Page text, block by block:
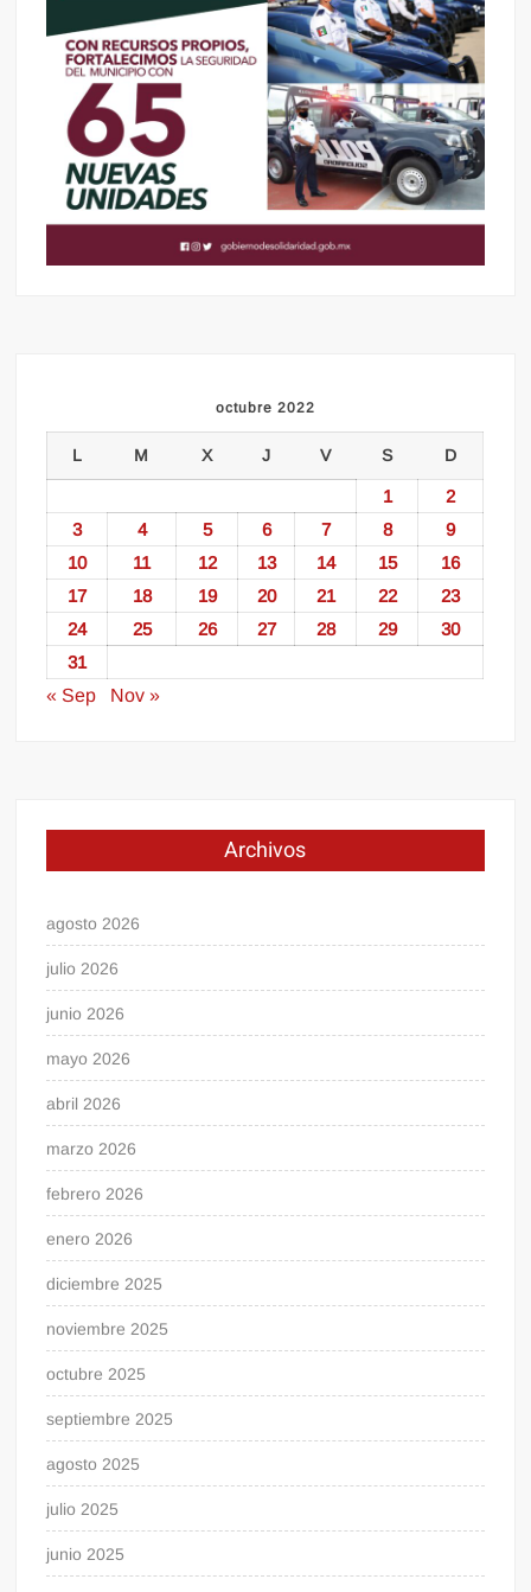
octubre 2022
L M X J V S D
1
2
3
4 5 6 7 8
9
10
11 12 13 14 15
16
17
18 19 20 21 22
23
24
25 26 27 28 29
30
31
« Sep
Nov »
Archivos
agosto 2026
julio 2026
junio 2026
mayo 2026
abril 2026
marzo 2026
febrero 2026
enero 2026
diciembre 2025
noviembre 2025
octubre 2025
septiembre 2025
agosto 2025
julio 2025
junio 2025